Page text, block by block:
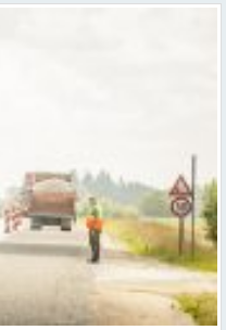
atjauno segumu